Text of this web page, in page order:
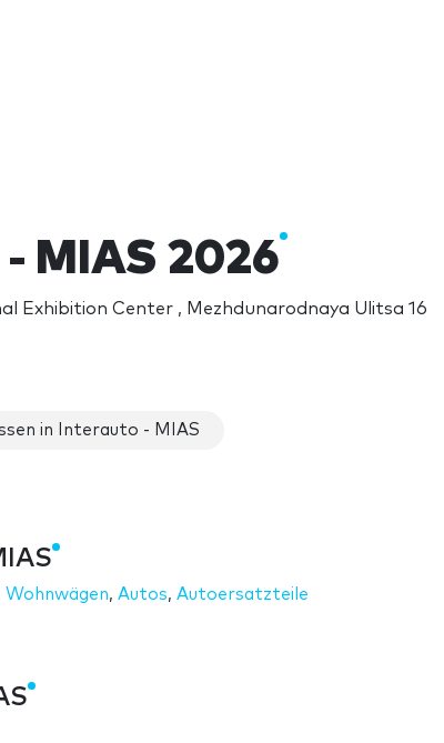
MIAS 2026
Exhibition Center , Mezhdunarodnaya Ulitsa 16
in Interauto - MIAS
Wohnwägen, Autos, Autoersatzteile